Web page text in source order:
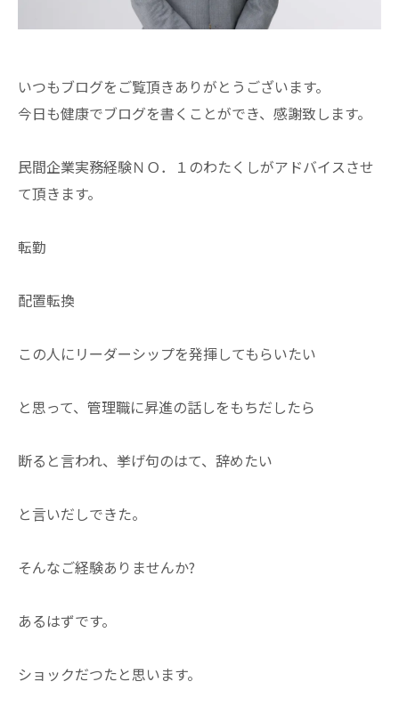
いつもブログをご覧頂きありがとうございます。
今日も健康でブログを書くことができ、感謝致します。
民間企業実務経験ＮＯ．１のわたくしがアドバイスさせ
て頂きます。
転勤
配置転換
この人にリーダーシップを発揮してもらいたい
と思って、管理職に昇進の話しをもちだしたら
断ると言われ、挙げ句のはて、辞めたい
と言いだしできた。
そんなご経験ありませんか?
あるはずです。
ショックだつたと思います。